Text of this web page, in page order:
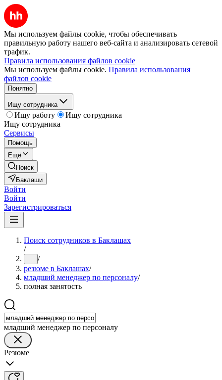
Мы используем файлы cookie, чтобы обеспечивать
правильную работу нашего веб-сайта и анализировать сетевой
трафик.
Правила использования файлов cookie
Мы используем файлы cookie. Правила использования
файлов cookie
Понятно
Ищу сотрудника
Ищу работу
Ищу сотрудника
Ищу сотрудника
Сервисы
Помощь
Ещё
Поиск
Баклаши
Войти
Войти
Зарегистрироваться
Поиск сотрудников в Баклашах
/
... /
резюме в Баклашах/
младший менеджер по персоналу/
полная занятость
младший менеджер по персоналу
Резюме